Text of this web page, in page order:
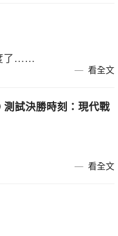
了……
看全文
試決勝時刻：現代戰
看全文